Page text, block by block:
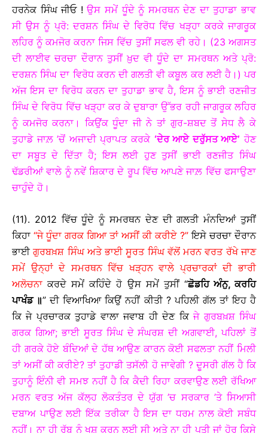
ਹਰਨੇਕ ਸਿੰਘ ਜੀਓ !ਉਸ ਸਮੇਂ ਧੂੰਦੇ ਨੂੰ ਸਮਰਥਨ ਦੇਣ ਦਾ ਤੁਹਾਡਾ ਭਾਵ
ਸੀ ਉਸ ਨੂੰ ਪ੍ਰੋ: ਦਰਸ਼ਨ ਸਿੰਘ ਦੇ ਵਿਰੋਧ ਵਿੱਚ ਖੜ੍ਹਾ ਕਰਕੇ ਜਾਗਰੂਕ
ਲਹਿਰ ਨੂੰ ਕਮਜੋਰ ਕਰਨਾ ਜਿਸ ਵਿੱਚ ਤੁਸੀਂ ਸਫਲ ਵੀ ਰਹੇ। (23 ਅਗਸਤ
ਦੀ ਲਾਈਵ ਚਰਚਾ ਦੌਰਾਨ ਤੁਸੀਂ ਖ਼ੁਦ ਵੀ ਧੂੰਦੇ ਦਾ ਸਮਰਥਨ ਅਤੇ ਪ੍ਰੋ:
ਦਰਸ਼ਨ ਸਿੰਘ ਦਾ ਵਿਰੋਧ ਕਰਨ ਦੀ ਗਲਤੀ ਵੀ ਕਬੂਲ ਕਰ ਲਈ ਹੈ।) ਪਰ
ਅੱਜ ਇਸ ਦਾ ਵਿਰੋਧ ਕਰਨ ਦਾ ਤੁਹਾਡਾ ਭਾਵ ਹੈ, ਇਸ ਨੂੰ ਭਾਈ ਰਣਜੀਤ
ਸਿੰਘ ਦੇ ਵਿਰੋਧ ਵਿੱਚ ਖੜ੍ਹਾ ਕਰ ਕੇ ਦੁਬਾਰਾ ਉੱਭਰ ਰਹੀ ਜਾਗਰੂਕ ਲਹਿਰ
ਨੂੰ ਕਮਜੋਰ ਕਰਨਾ। ਕਿਉਂਕ ਧੂੰਦਾ ਜੀ ਨੇ ਤਾਂ ਗੁਰ-ਸ਼ਬਦ ਤੋਂ ਸੇਧ ਲੈ ਕੇ
ਤੁਹਾਡੇ ਜਾਲ਼ ’ਚੋਂ ਅਜਾਦੀ ਪ੍ਰਾਪਤ ਕਰਕੇ ‘ਦੇਰ ਆਏ ਦਰੁੱਸਤ ਆਏ’ ਹੋਣ
ਦਾ ਸਬੂਤ ਦੇ ਦਿੱਤਾ ਹੈ; ਇਸ ਲਈ ਹੁਣ ਤੁਸੀਂ ਭਾਈ ਰਣਜੀਤ ਸਿੰਘ
ਢੱਡਰੀਆਂ ਵਾਲੇ ਨੂੰ ਨਵੇਂ ਸ਼ਿਕਾਰ ਦੇ ਰੂਪ ਵਿੱਚ ਆਪਣੇ ਜਾਲ਼ ਵਿੱਚ ਫਸਾਉਣਾ
ਚਾਹੁੰਦੇ ਹੋ।
(11). 2012 ਵਿੱਚ ਧੂੰਦੇ ਨੂੰ ਸਮਰਥਨ ਦੇਣ ਦੀ ਗਲਤੀ ਮੰਨਦਿਆਂ ਤੁਸੀਂ
ਕਿਹਾ “ਜੇ ਧੂੰਦਾ ਗਰਕ ਗਿਆ ਤਾਂ ਅਸੀਂ ਕੀ ਕਰੀਏ ?” ਇਸੇ ਚਰਚਾ ਦੌਰਾਨ
ਭਾਈਗੁਰਬਖ਼ਸ਼ ਸਿੰਘ ਅਤੇ ਭਾਈ ਸੂਰਤ ਸਿੰਘ ਵੱਲੋਂ ਮਰਨ ਵਰਤ ਰੱਖੇ ਜਾਣ
ਸਮੇਂ ਉਨ੍ਹਾਂ ਦੇ ਸਮਰਥਨ ਵਿੱਚ ਖੜ੍ਹਨ ਵਾਲੇ ਪ੍ਰਚਾਰਕਾਂ ਦੀ ਭਾਰੀ
ਅਲੋਚਨਾ ਕਰਦੇ ਸਮੇਂ ਕਹਿੰਦੇ ਹੋ ਉਸ ਸਮੇਂ ਤੁਸੀਂ “ਛੋਡਹਿ ਅੰਨੁ, ਕਰਹਿ
ਪਾਖੰਡ ॥” ਦੀ ਵਿਆਖਿਆ ਕਿਉਂ ਨਹੀਂ ਕੀਤੀ ? ਪਹਿਲੀ ਗੱਲ ਤਾਂ ਇਹ ਹੈ
ਕਿ ਜੇ ਪ੍ਰਚਾਰਕ ਤੁਹਾਡੇ ਵਾਲਾ ਜਵਾਬ ਹੀ ਦੇਣ ਕਿਜੇ ਗੁਰਬਖ਼ਸ਼ ਸਿੰਘ
ਗਰਕ ਗਿਆ; ਭਾਈ ਸੂਰਤ ਸਿੰਘ ਦੇ ਸੰਘਰਸ਼ ਦੀ ਅਗਵਾਈ, ਪਹਿਲਾਂ ਤੋਂ
ਹੀ ਗਰਕੇ ਹੋਏ ਬੰਦਿਆਂ ਦੇ ਹੱਥ ਆਉਣ ਕਾਰਨ ਕੋਈ ਸਫਲਤਾ ਨਹੀਂ ਮਿਲੀ
ਤਾਂ ਅਸੀਂ ਕੀ ਕਰੀਏ? ਤਾਂ ਤੁਹਾਡੀ ਤਸੱਲੀ ਹੋ ਜਾਵੇਗੀ ? ਦੂਸਰੀ ਗੱਲ ਹੈ ਕਿ
ਤੁਹਾਨੂੰ ਇੰਨੀ ਵੀ ਸਮਝ ਨਹੀਂ ਹੈ ਕਿ ਕੈਦੀ ਰਿਹਾ ਕਰਵਾਉਣ ਲਈ ਰੱਖਿਆ
ਮਰਨ ਵਰਤ ਅੱਜ ਕੱਲ੍ਹ ਲੋਕਤੰਤਰ ਦੇ ਯੁੱਗ ’ਚ ਸਰਕਾਰ ’ਤੇ ਸਿਆਸੀ
ਦਬਾਅ ਪਾਉਣ ਲਈ ਇੱਕ ਤਰੀਕਾ ਹੈ ਇਸ ਦਾ ਧਰਮ ਨਾਲ ਕੋਈ ਸਬੰਧ
ਨਹੀਂ। ਨਾ ਹੀ ਰੱਬ ਨੂੰ ਖੁਸ਼ ਕਰਨ ਲਈ ਸੀ ਅਤੇ ਨਾ ਹੀ ਪਤੀ ਜਾਂ ਹੋਰ ਕਿਸੇ